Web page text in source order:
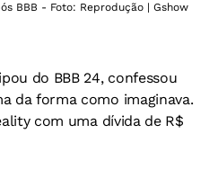
BBB - Foto: Reprodução | Gshow
do BBB 24, confessou
da forma como imaginava.
com uma dívida de R$